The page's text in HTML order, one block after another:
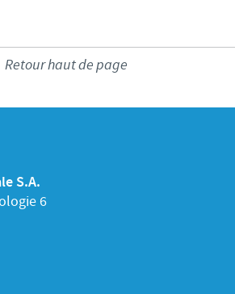
Retour haut de page
S.A.
6